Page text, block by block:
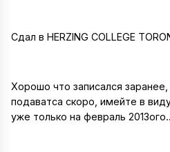
Сдал в HERZING COLLEGE
Хорошо что записался
подаватса скоро, имейте в
уже только на февраль